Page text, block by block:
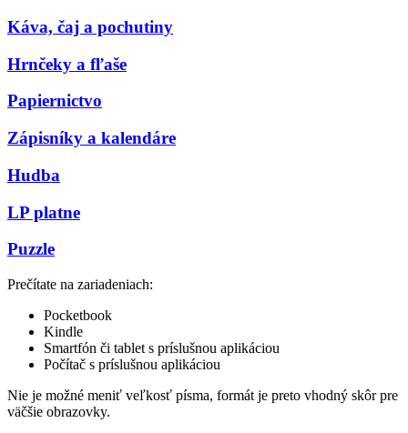
Káva, čaj a pochutiny
Hrnčeky a fľaše
Papiernictvo
Zápisníky a kalendáre
Hudba
LP platne
Puzzle
Prečítate na zariadeniach:
Pocketbook
Kindle
Smartfón či tablet s príslušnou aplikáciou
Počítač s príslušnou aplikáciou
Nie je možné meniť veľkosť písma, formát je preto vhodný skôr pre
väčšie obrazovky.